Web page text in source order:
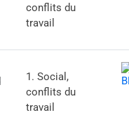
conflits du
travail
Social,
conflits du
travail